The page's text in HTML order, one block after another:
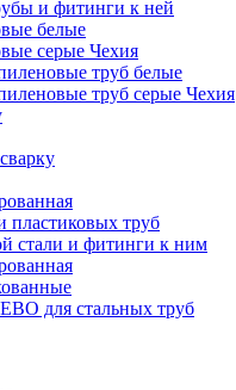
и фитинги к ней
белые
серые Чехия
труб белые
труб серые Чехия
пластиковых труб
стали и фитинги к ним
для стальных труб